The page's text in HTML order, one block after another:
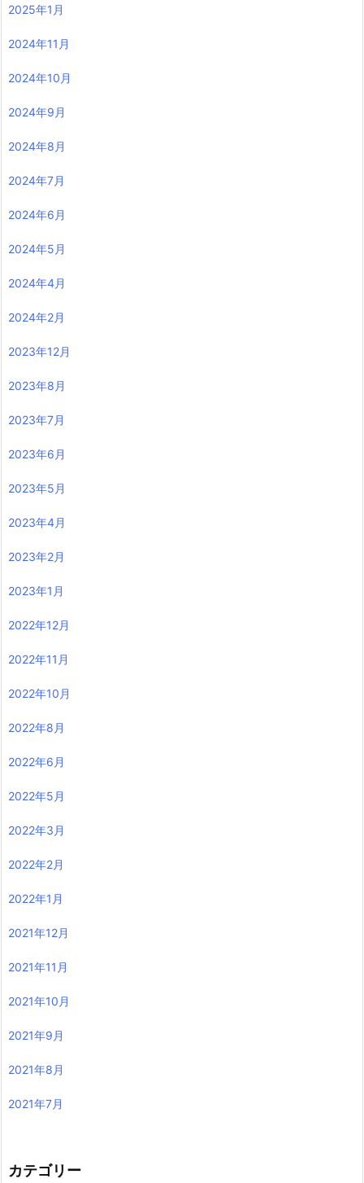
2025年1月
2024年11月
2024年10月
2024年9月
2024年8月
2024年7月
2024年6月
2024年5月
2024年4月
2024年2月
2023年12月
2023年8月
2023年7月
2023年6月
2023年5月
2023年4月
2023年2月
2023年1月
2022年12月
2022年11月
2022年10月
2022年8月
2022年6月
2022年5月
2022年3月
2022年2月
2022年1月
2021年12月
2021年11月
2021年10月
2021年9月
2021年8月
2021年7月
カテゴリー